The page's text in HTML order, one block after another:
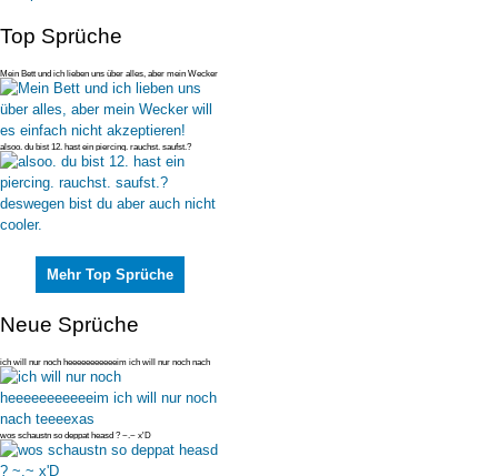
Top Sprüche
Mein Bett und ich lieben uns über alles, aber mein Wecker
will es einfac
alsoo. du bist 12. hast ein piercing. rauchst. saufst.?
deswegen bist du
Mehr Top Sprüche
Neue Sprüche
ich will nur noch heeeeeeeeeeeim ich will nur noch nach
teeeexas
wos schaustn so deppat heasd ? ~.~ x'D